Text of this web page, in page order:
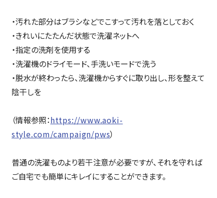
・汚れた部分はブラシなどでこすって汚れを落としておく
・きれいにたたんだ状態で洗濯ネットへ
・指定の洗剤を使用する
・洗濯機のドライモード、手洗いモードで洗う
・脱水が終わったら、洗濯機からすぐに取り出し、形を整えて
陰干しを
（情報参照：https://www.aoki-
style.com/campaign/pws）
普通の洗濯ものより若干注意が必要ですが、それを守れば
ご自宅でも簡単にキレイにすることができます。